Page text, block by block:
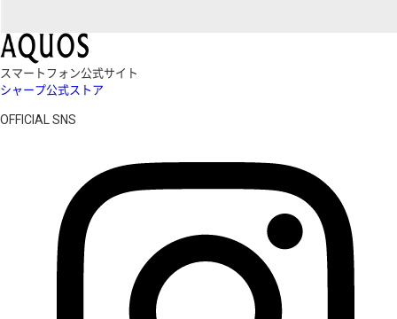
スマートフォン公式サイト
シャープ公式ストア
OFFICIAL SNS